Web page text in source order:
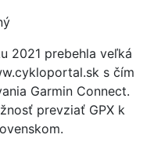
2021 prebehla veľká
s čím
Garmin Connect.
prevziať GPX k